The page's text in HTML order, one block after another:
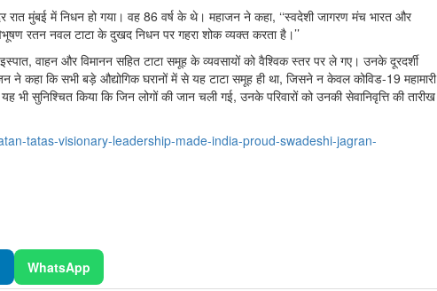
रात मुंबई में निधन हो गया। वह 86 वर्ष के थे। महाजन ने कहा, ‘‘स्वदेशी जागरण मंच भारत और
रतन नवल टाटा के दुखद निधन पर गहरा शोक व्यक्त करता है।’’
वाहन और विमानन सहित टाटा समूह के व्यवसायों को वैश्विक स्तर पर ले गए। उनके दूरदर्शी
ने कहा कि सभी बड़े औद्योगिक घरानों में से यह टाटा समूह ही था, जिसने न केवल कोविड-19 महामारी
भी सुनिश्चित किया कि जिन लोगों की जान चली गई, उनके परिवारों को उनकी सेवानिवृत्ति की तारीख
tatas-visionary-leadership-made-india-proud-swadeshi-jagran-
WhatsApp